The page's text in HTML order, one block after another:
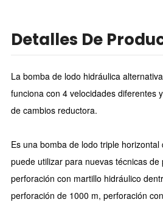
Detalles De
La bomba de lodo hidráulica
funciona con 4 velocidades diferentes
de cambios reductora.
Es una bomba de lodo triple
puede utilizar para nuevas técnicas de
perforación con martillo hidráulico
perforación de 1000 m, perforación